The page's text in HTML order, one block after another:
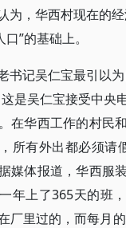
为，华西村现在的
”的基础上。
书记吴仁宝最引以
是吴仁宝接受中央
在华西工作的村民
所有外出都必须请
媒体报道，华西服
年上了365天的班
厂里过的，而每月